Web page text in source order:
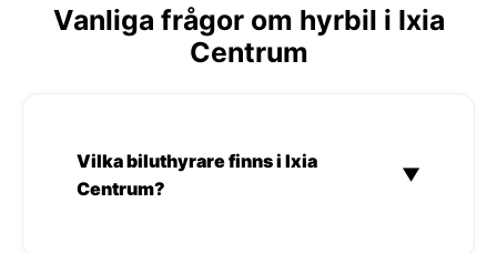
Vanliga frågor om hyrbil i Ixia
Centrum
Vilka biluthyrare finns i Ixia
Centrum?
▼